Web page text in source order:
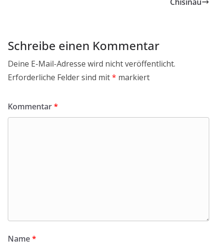
Schreibe einen Kommentar
Deine E-Mail-Adresse wird nicht veröffentlicht.
Erforderliche Felder sind mit* markiert
Kommentar*
Name*